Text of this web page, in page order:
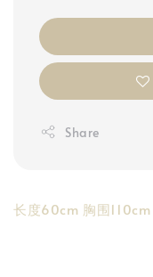
Share
长度60cm 胸围110cm